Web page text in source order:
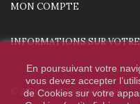
MON COMPTE
INFORMATIONS SUR
En poursuivant votre
vous devez accepter
de Cookies sur votre
© 2020 - HighTechDiffusion.